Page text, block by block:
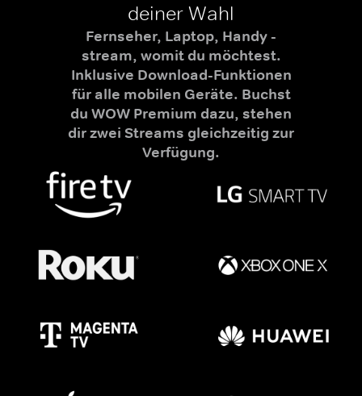
deiner Wahl
Fernseher, Laptop, Handy -
stream, womit du möchtest.
Inklusive Download-Funktionen
für alle mobilen Geräte. Buchst
du WOW Premium dazu, stehen
dir zwei Streams gleichzeitig zur
Verfügung.